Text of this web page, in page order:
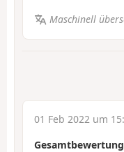
Maschinell
01 Feb 2022 um
Gesamtbewertung